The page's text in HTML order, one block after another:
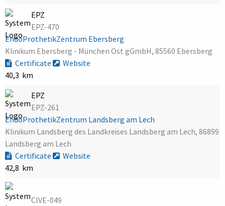
EPZ
EPZ-470
EndoProthetikZentrum Ebersberg
Klinikum Ebersberg - München Ost gGmbH, 85560 Ebersberg
Certificate
Website
40,3 km
EPZ
EPZ-261
EndoProthetikZentrum Landsberg am Lech
Klinikum Landsberg des Landkreises Landsberg am Lech, 86899
Landsberg am Lech
Certificate
Website
42,8 km
CIVE-049